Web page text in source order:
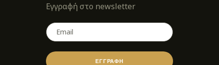
Εγγραφή στο newsletter
ΕΓΓΡΑΦΗ